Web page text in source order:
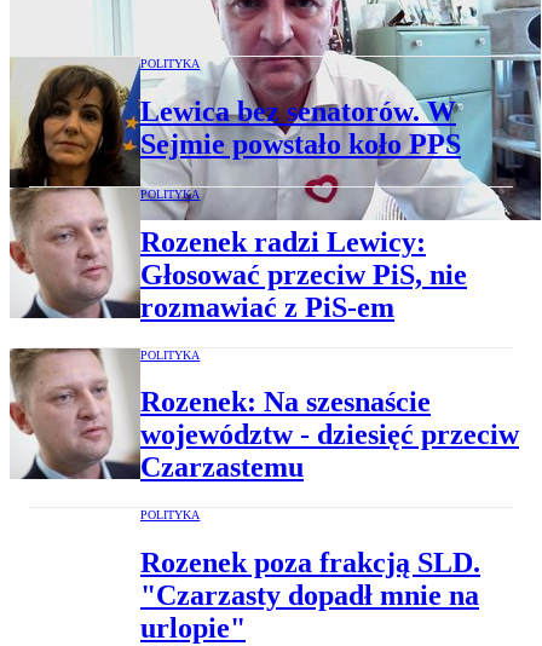
POLITYKA
Lewica bez senatorów. W
Sejmie powstało koło PPS
POLITYKA
Rozenek radzi Lewicy:
Głosować przeciw PiS, nie
rozmawiać z PiS-em
POLITYKA
Rozenek: Na szesnaście
województw - dziesięć przeciw
Czarzastemu
POLITYKA
Rozenek poza frakcją SLD.
"Czarzasty dopadł mnie na
urlopie"